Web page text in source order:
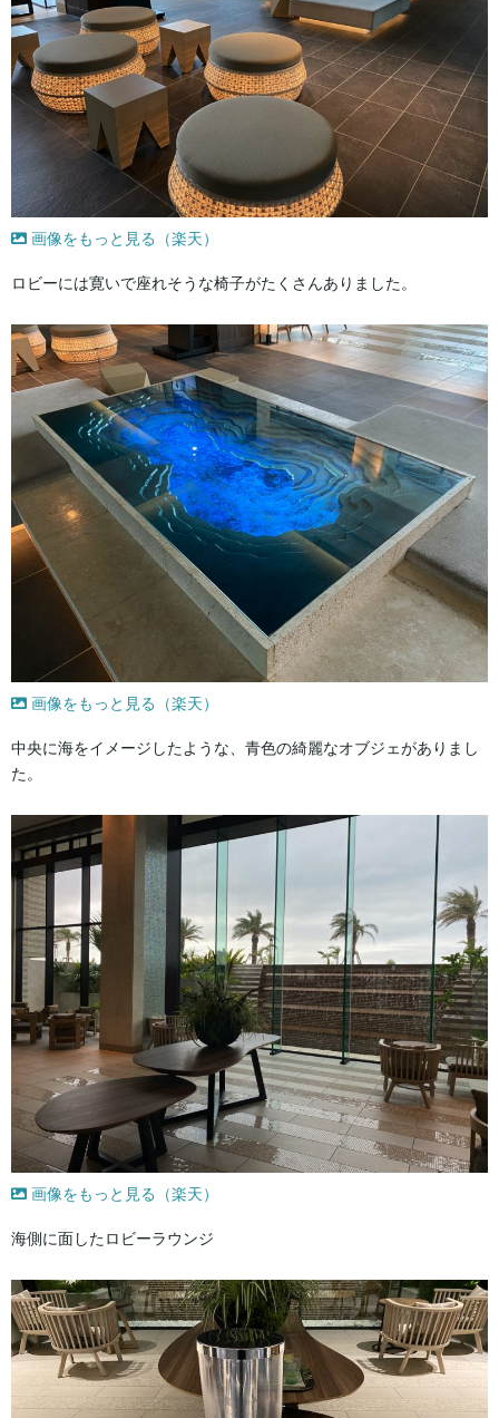
画像をもっと見る（楽天）
ロビーには寛いで座れそうな椅子がたくさんありました。
画像をもっと見る（楽天）
中央に海をイメージしたような、青色の綺麗なオブジェがありまし
た。
画像をもっと見る（楽天）
海側に面したロビーラウンジ